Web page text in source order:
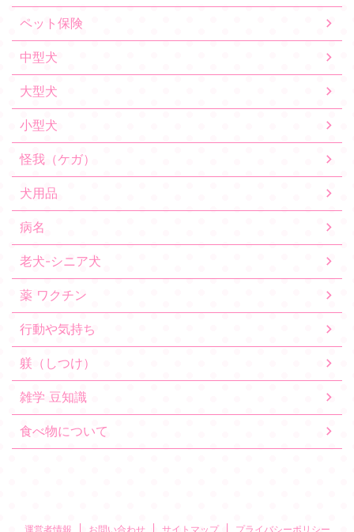
ペット保険
中型犬
大型犬
小型犬
怪我（ケガ）
犬用品
病名
老犬-シニア犬
薬 ワクチン
行動や気持ち
躾（しつけ）
雑学 豆知識
食べ物について
運営者情報 お問い合わせ サイトマップ プライバシーポリシー